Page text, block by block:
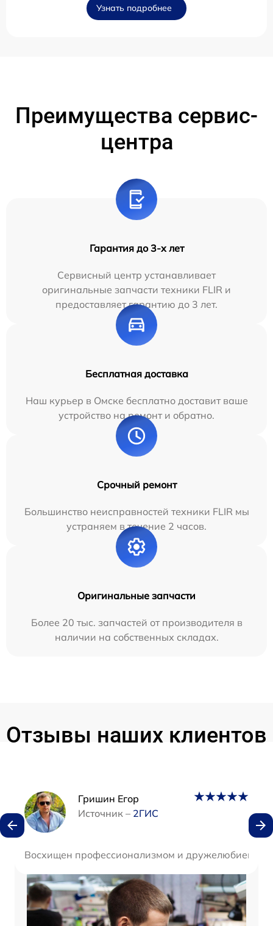
Узнать подробнее
Преимущества сервис-
центра
Гарантия до 3-х лет
Сервисный центр устанавливает
оригинальные запчасти техники FLIR и
предоставляет гарантию до 3 лет.
Бесплатная доставка
Наш курьер в Омске бесплатно доставит ваше
устройство на ремонт и обратно.
Срочный ремонт
Большинство неисправностей техники FLIR мы
устраняем в течение 2 часов.
Оригинальные запчасти
Более 20 тыс. запчастей от производителя в
наличии на собственных складах.
Отзывы наших клиентов
Гришин Егор
Источник – 2ГИС
Восхищен профессионализмом и дружелюбием
Наши мастера